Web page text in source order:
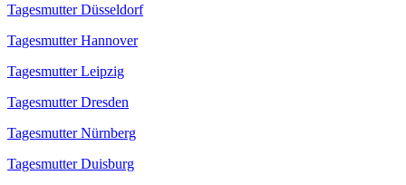
Tagesmutter Düsseldorf
Tagesmutter Hannover
Tagesmutter Leipzig
Tagesmutter Dresden
Tagesmutter Nürnberg
Tagesmutter Duisburg